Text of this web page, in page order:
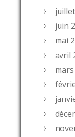
juin
mai
avril